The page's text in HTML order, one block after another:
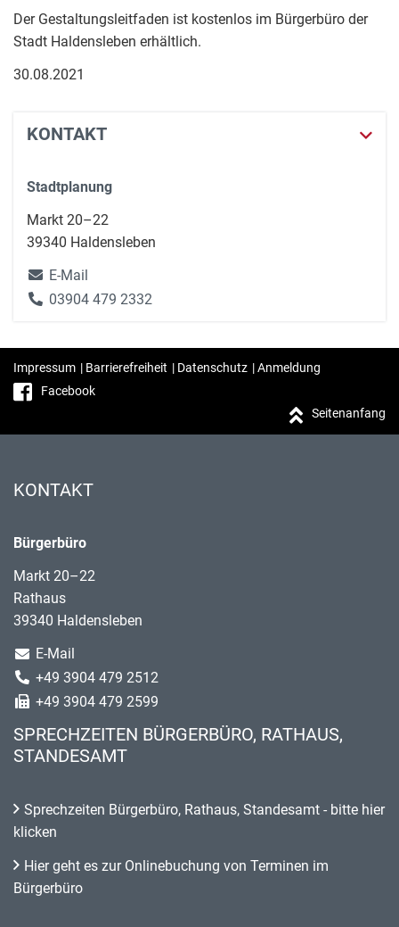
Der Gestaltungsleitfaden ist kostenlos im Bürgerbüro der
Stadt Haldensleben erhältlich.
30.08.2021
KONTAKT
Stadtplanung
Markt 20–22
39340 Haldensleben
E-Mail
03904 479 2332
Impressum | Barrierefreiheit | Datenschutz |Anmeldung
Facebook
Seitenanfang
KONTAKT
Bürgerbüro
Markt 20–22
Rathaus
39340 Haldensleben
E-Mail
+49 3904 479 2512
+49 3904 479 2599
SPRECHZEITEN BÜRGERBÜRO, RATHAUS,
STANDESAMT
Sprechzeiten Bürgerbüro, Rathaus, Standesamt - bitte hier
klicken
Hier geht es zur Onlinebuchung von Terminen im
Bürgerbüro